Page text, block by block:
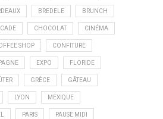
BREDELE BRUNCH
CHOCOLAT CINÉMA
SHOP CONFITURE
EXPO FLORIDE
GRÈCE GÂTEAU
LYON MEXIQUE
PARIS PAUSE MIDI